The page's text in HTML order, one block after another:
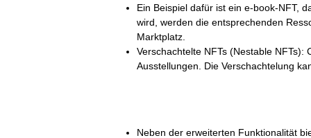
Ein Beispiel dafür ist ein e-book-NFT,
wird, werden die entsprechenden
Marktplatz.
Verschachtelte NFTs (Nestable
Ausstellungen. Die Verschachtelung
Neben der erweiterten Funktionalität